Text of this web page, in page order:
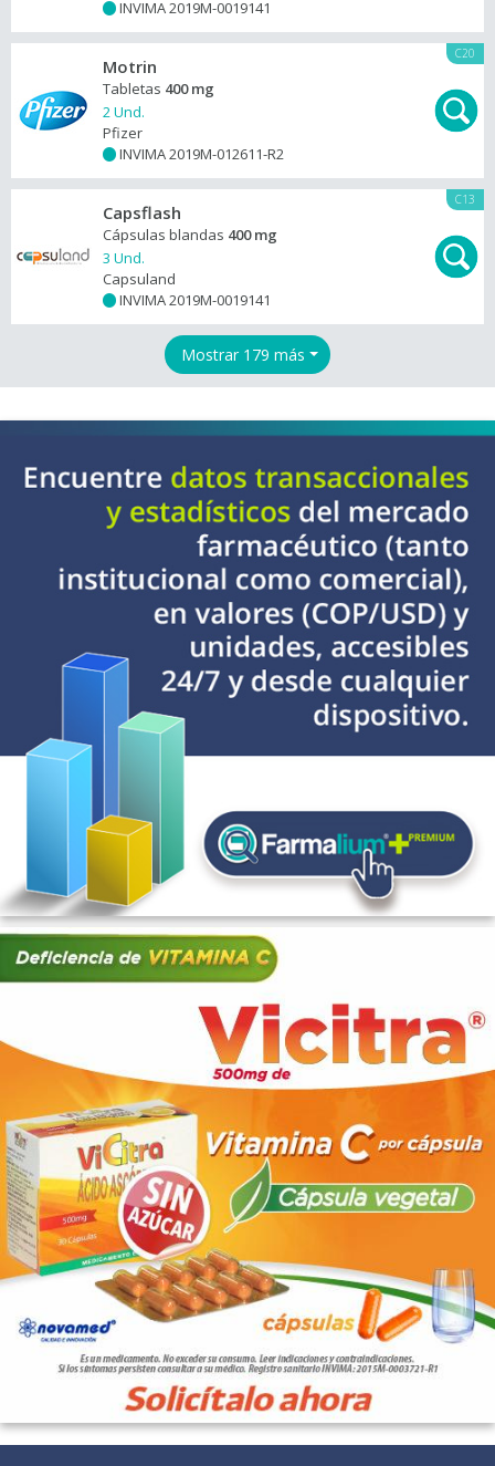
INVIMA 2019M-0019141
C20
Motrin
Tabletas 400 mg
2 Und.
Pfizer
INVIMA 2019M-012611-R2
C13
Capsflash
Cápsulas blandas 400 mg
3 Und.
Capsuland
INVIMA 2019M-0019141
Mostrar 179 más